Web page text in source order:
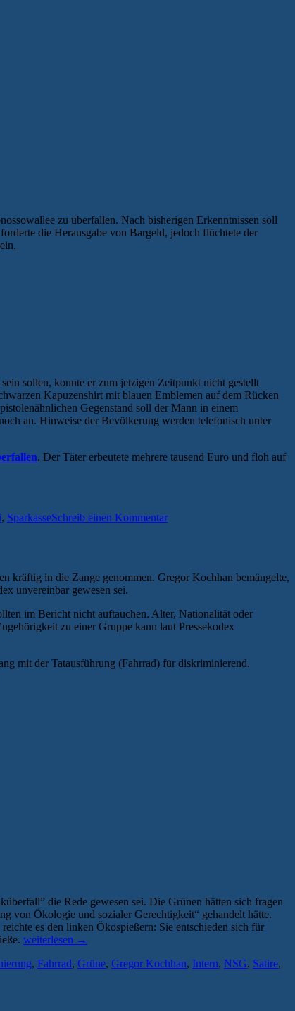
zu überfallen. Nach bisherigen Erkenntnissen soll
die Herausgabe von Bargeld, jedoch flüchtete der
sollen, konnte er zum jetzigen Zeitpunkt nicht gestellt
Kapuzenshirt mit blauen Emblemen auf dem Rücken
Gegenstand soll der Mann in einem
an. Hinweise der Bevölkerung werden telefonisch unter
. Der Täter erbeutete mehrere tausend Euro und floh auf
, SparkasseSchreib einen Kommentar
kräftig in die Zange genommen. Gregor Kochhan bemängelte,
unvereinbar gewesen sei.
im Bericht nicht auftauchen. Alter, Nationalität oder
zu einer Gruppe kann laut Pressekodex
mit der Tatausführung (Fahrrad) für diskriminierend.
die Rede gewesen sei. Die Grünen hätten sich fragen
von Ökologie und sozialer Gerechtigkeit“ gehandelt hätte.
es den linken Ökospießern: Sie entschieden sich für
„Intern:
Blog
weiterlesen →
, Fahrrad, Grüne, Gregor Kochhan, Intern, NSG, Satire,